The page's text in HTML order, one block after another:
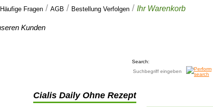
Häufige Fragen / AGB / Bestellung Verfolgen / Ihr Warenkorb
Kunden
Search:
Cialis Daily Ohne Rezept